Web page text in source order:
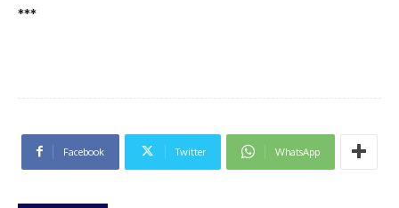
***
Facebook Twitter WhatsApp